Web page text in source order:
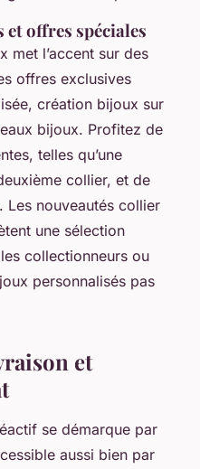
offres spéciales
met l’accent sur des
offres exclusives
création bijoux sur
bijoux. Profitez de
telles qu’une
collier, et de
Les nouveautés collier
une sélection
collectionneurs ou
personnalisés pas
et
se démarque par
aussi bien par